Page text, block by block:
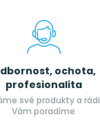
ochota,
profesionalita
své produkty a rádi
Vám poradíme